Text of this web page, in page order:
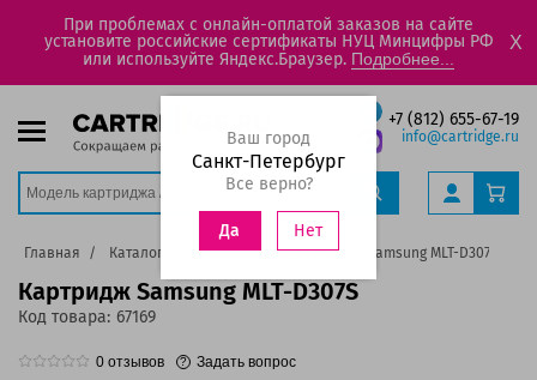
При проблемах с онлайн-оплатой заказов на сайте
установите российские сертификаты НУЦ Минцифры РФ
или используйте Яндекс.Браузер. Подробнее...
X
+7 (812) 655-67-19
info@cartridge.ru
Ваш город
Санкт-Петербург
Все верно?
Да Нет
Главная Каталог Картриджи Картридж Samsung MLT-D307S
Картридж Samsung MLT-D307S
Код товара: 67169
0 отзывов Задать вопрос